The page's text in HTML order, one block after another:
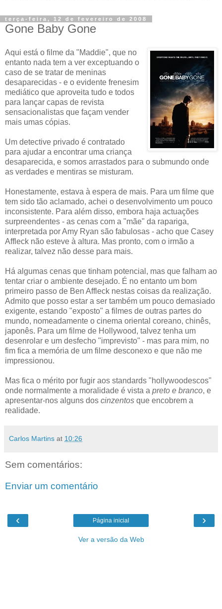
terça-feira, 12 de fevereiro de 2008
Gone Baby Gone
Aqui está o filme da "Maddie", que no
entanto nada tem a ver exceptuando o
caso de se tratar de meninas
desaparecidas - e o evidente frenesim
mediático que aproveita tudo e todos
para lançar capas de revista
sensacionalistas que façam vender
mais umas cópias.
Um detective privado é contratado
para ajudar a encontrar uma criança
desaparecida, e somos arrastados para o submundo onde
as verdades e mentiras se misturam.
Honestamente, estava à espera de mais. Para um filme que
tem sido tão aclamado, achei o desenvolvimento um pouco
inconsistente. Para além disso, embora haja actuações
surpreendentes - as cenas com a "mãe" da rapariga,
interpretada por Amy Ryan são fabulosas - acho que Casey
Affleck não esteve à altura. Mas pronto, com o irmão a
realizar, talvez não desse para mais.
Há algumas cenas que tinham potencial, mas que falham ao
tentar criar o ambiente desejado. É no entanto um bom
primeiro passo de Ben Affleck nestas coisas da realização.
Admito que posso estar a ser também um pouco demasiado
exigente, estando "exposto" a filmes de outras partes do
mundo, nomeadamente o cinema oriental coreano, chinês,
japonês. Para um filme de Hollywood, talvez tenha um
desenrolar e um desfecho "imprevisto" - mas para mim, no
fim fica a memória de um filme desconexo e que não me
impressionou.
Mas fica o mérito por fugir aos standards "hollywoodescos"
onde normalmente a moralidade é vista a preto e branco, e
apresentar-nos alguns dos cinzentos que encobrem a
realidade.
Carlos Martins at 10:26
Sem comentários:
Enviar um comentário
‹ ›
Página inicial
Ver a versão da Web